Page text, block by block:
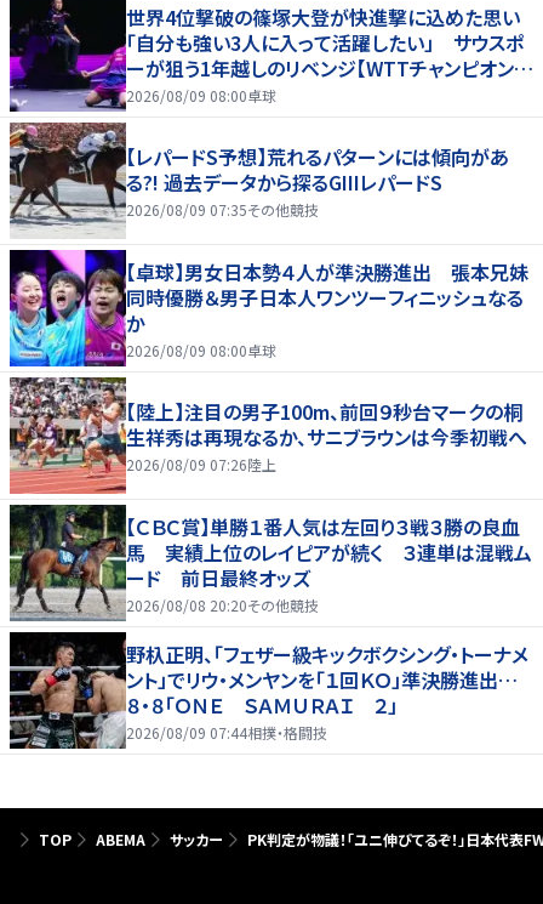
世界4位撃破の篠塚大登が快進撃に込めた思い
「自分も強い3人に入って活躍したい」 サウスポ
ーが狙う1年越しのリベンジ【WTTチャンピオンズ
横浜2026】
2026/08/09 08:00卓球
【レパードS予想】荒れるパターンには傾向があ
る?! 過去データから探るGIIIレパードS
2026/08/09 07:35その他競技
【卓球】男女日本勢４人が準決勝進出 張本兄妹
同時優勝＆男子日本人ワンツーフィニッシュなる
か
2026/08/09 08:00卓球
【陸上】注目の男子100m、前回９秒台マークの桐
生祥秀は再現なるか、サニブラウンは今季初戦へ
2026/08/09 07:26陸上
【ＣＢＣ賞】単勝１番人気は左回り３戦３勝の良血
馬 実績上位のレイピアが続く ３連単は混戦ム
ード 前日最終オッズ
2026/08/08 20:20その他競技
野杁正明、「フェザー級キックボクシング・トーナメ
ント」でリウ・メンヤンを「１回ＫＯ」準決勝進出…
８・８「ＯＮＥ ＳＡＭＵＲＡＩ ２」
2026/08/09 07:44相撲・格闘技
TOP ABEMA サッカー PK判定が物議！「ユニ伸びてるぞ！」日本代表